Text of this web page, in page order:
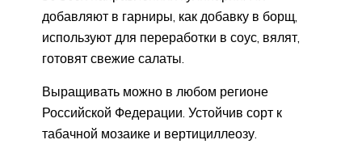
добавляют в гарниры, как добавку в борщ,
используют для переработки в соус, вялят,
готовят свежие салаты.
Выращивать можно в любом регионе
Российской Федерации. Устойчив сорт к
табачной мозаике и вертициллеозу.